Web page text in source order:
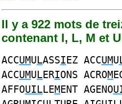
Il y a 922 mots de
contenant I, L, M et U
ACCUMULASSIEZ ACCUMU
ACCUMULERIONS ACROM
AFFOUILLEMENT AGENO